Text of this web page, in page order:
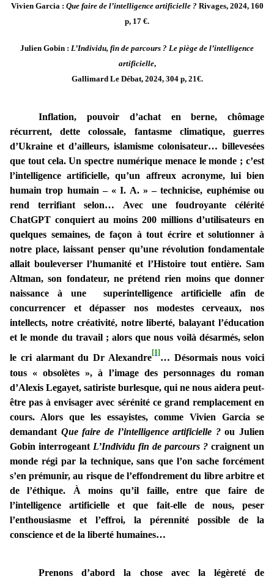
Vivien Garcia : Que faire de l’intelligence artificielle ? Rivages, 2024, 160
p, 17 €.
Julien Gobin : L’Individu, fin de parcours ? Le piège de l’intelligence
artificielle,
Gallimard Le Débat, 2024, 304 p, 21€.
Inflation, pouvoir d’achat en berne, chômage
récurrent, dette colossale, fantasme climatique, guerres
d’Ukraine et d’ailleurs, islamisme colonisateur… billevesées
que tout cela. Un spectre numérique menace le monde ; c’est
l’intelligence artificielle, qu’un affreux acronyme, lui bien
humain trop humain – « I. A. » – technicise, euphémise ou
rend terrifiant selon… Avec une foudroyante célérité
ChatGPT conquiert au moins 200 millions d’utilisateurs en
quelques semaines, de façon à tout écrire et solutionner à
notre place, laissant penser qu’une révolution fondamentale
allait bouleverser l’humanité et l’Histoire tout entière. Sam
Altman, son fondateur, ne prétend rien moins que donner
naissance à une superintelligence artificielle afin de
concurrencer et dépasser nos modestes cerveaux, nos
intellects, notre créativité, notre liberté, balayant l’éducation
et le monde du travail ; alors que nous voilà désarmés, selon
le cri alarmant du Dr Alexandre[1]… Désormais nous voici
tous « obsolètes », à l’image des personnages du roman
d’Alexis Legayet, satiriste burlesque, qui ne nous aidera peut-
être pas à envisager avec sérénité ce grand remplacement en
cours. Alors que les essayistes, comme Vivien Garcia se
demandant Que faire de l’intelligence artificielle ?ou Julien
Gobin interrogeant L’Individu fin de parcours ? craignent un
monde régi par la technique, sans que l’on sache forcément
s’en prémunir, au risque de l’effondrement du libre arbitre et
de l’éthique. À moins qu’il faille, entre que faire de
l’intelligence artificielle et que fait-elle de nous, peser
l’enthousiasme et l’effroi, la pérennité possible de la
conscience et de la liberté humaines…
Prenons
d’abord la chose avec la légèreté de